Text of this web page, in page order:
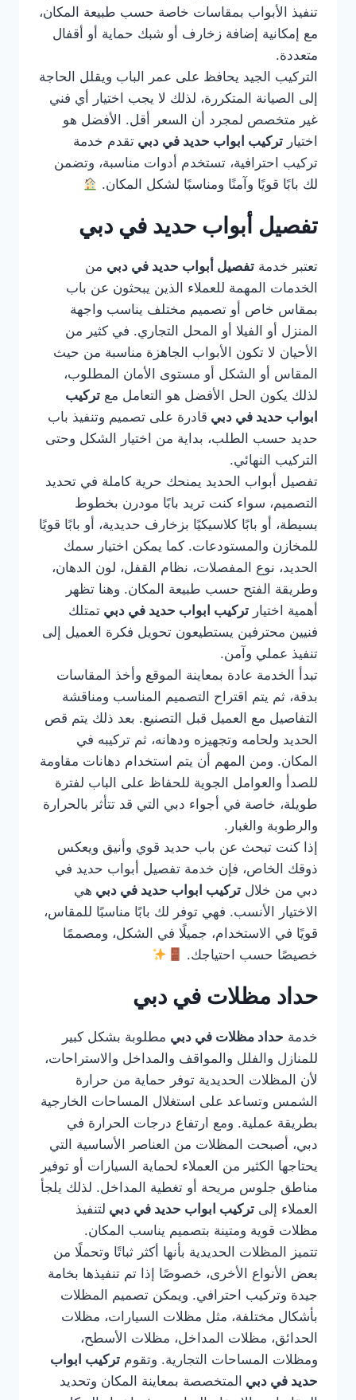
تنفيذ الأبواب بمقاسات خاصة حسب طبيعة المكان،
مع إمكانية إضافة زخارف أو شبك حماية أو أقفال
متعددة.
التركيب الجيد يحافظ على عمر الباب ويقلل الحاجة
إلى الصيانة المتكررة، لذلك لا يجب اختيار أي فني
غير متخصص لمجرد أن السعر أقل. الأفضل هو
اختيار تركيب ابواب حديد في دبي تقدم خدمة
تركيب احترافية، تستخدم أدوات مناسبة، وتضمن
لك بابًا قويًا وآمنًا ومناسبًا لشكل المكان.
تفصيل أبواب حديد في دبي
تعتبر خدمة تفصيل أبواب حديد في دبي من
الخدمات المهمة للعملاء الذين يبحثون عن باب
بمقاس خاص أو تصميم مختلف يناسب واجهة
المنزل أو الفيلا أو المحل التجاري. في كثير من
الأحيان لا تكون الأبواب الجاهزة مناسبة من حيث
المقاس أو الشكل أو مستوى الأمان المطلوب،
لذلك يكون الحل الأفضل هو التعامل مع تركيب
ابواب حديد في دبي قادرة على تصميم وتنفيذ باب
حديد حسب الطلب، بداية من اختيار الشكل وحتى
التركيب النهائي.
تفصيل أبواب الحديد يمنحك حرية كاملة في تحديد
التصميم، سواء كنت تريد بابًا مودرن بخطوط
بسيطة، أو بابًا كلاسيكيًا بزخارف حديدية، أو بابًا قويًا
للمخازن والمستودعات. كما يمكن اختيار سمك
الحديد، نوع المفصلات، نظام القفل، لون الدهان،
وطريقة الفتح حسب طبيعة المكان. وهنا تظهر
أهمية اختيار تركيب ابواب حديد في دبي تمتلك
فنيين محترفين يستطيعون تحويل فكرة العميل إلى
تنفيذ عملي وآمن.
تبدأ الخدمة عادة بمعاينة الموقع وأخذ المقاسات
بدقة، ثم يتم اقتراح التصميم المناسب ومناقشة
التفاصيل مع العميل قبل التصنيع. بعد ذلك يتم قص
الحديد ولحامه وتجهيزه ودهانه، ثم تركيبه في
المكان. ومن المهم أن يتم استخدام دهانات مقاومة
للصدأ والعوامل الجوية للحفاظ على الباب لفترة
طويلة، خاصة في أجواء دبي التي قد تتأثر بالحرارة
والرطوبة والغبار.
إذا كنت تبحث عن باب حديد قوي وأنيق ويعكس
ذوقك الخاص، فإن خدمة تفصيل أبواب حديد في
دبي من خلال تركيب ابواب حديد في دبي هي
الاختيار الأنسب. فهي توفر لك بابًا مناسبًا للمقاس،
قويًا في الاستخدام، جميلًا في الشكل، ومصممًا
خصيصًا حسب احتياجك.
حداد مظلات في دبي
خدمة حداد مظلات في دبي مطلوبة بشكل كبير
للمنازل والفلل والمواقف والمداخل والاستراحات،
لأن المظلات الحديدية توفر حماية من حرارة
الشمس وتساعد على استغلال المساحات الخارجية
بطريقة عملية. ومع ارتفاع درجات الحرارة في
دبي، أصبحت المظلات من العناصر الأساسية التي
يحتاجها الكثير من العملاء لحماية السيارات أو توفير
مناطق جلوس مريحة أو تغطية المداخل. لذلك يلجأ
العملاء إلى تركيب ابواب حديد في دبي لتنفيذ
مظلات قوية ومتينة بتصميم يناسب المكان.
تتميز المظلات الحديدية بأنها أكثر ثباتًا وتحملًا من
بعض الأنواع الأخرى، خصوصًا إذا تم تنفيذها بخامة
جيدة وتركيب احترافي. ويمكن تصميم المظلات
بأشكال مختلفة، مثل مظلات السيارات، مظلات
الحدائق، مظلات المداخل، مظلات الأسطح،
ومظلات المساحات التجارية. وتقوم تركيب ابواب
حديد في دبي المتخصصة بمعاينة المكان وتحديد